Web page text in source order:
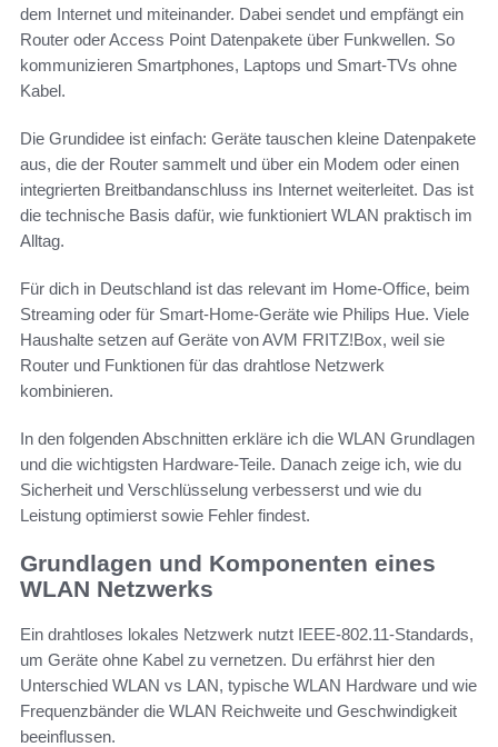
dem Internet und miteinander. Dabei sendet und empfängt ein
Router oder Access Point Datenpakete über Funkwellen. So
kommunizieren Smartphones, Laptops und Smart‑TVs ohne
Kabel.
Die Grundidee ist einfach: Geräte tauschen kleine Datenpakete
aus, die der Router sammelt und über ein Modem oder einen
integrierten Breitbandanschluss ins Internet weiterleitet. Das ist
die technische Basis dafür, wie funktioniert WLAN praktisch im
Alltag.
Für dich in Deutschland ist das relevant im Home‑Office, beim
Streaming oder für Smart‑Home‑Geräte wie Philips Hue. Viele
Haushalte setzen auf Geräte von AVM FRITZ!Box, weil sie
Router und Funktionen für das drahtlose Netzwerk
kombinieren.
In den folgenden Abschnitten erkläre ich die WLAN Grundlagen
und die wichtigsten Hardware‑Teile. Danach zeige ich, wie du
Sicherheit und Verschlüsselung verbesserst und wie du
Leistung optimierst sowie Fehler findest.
Grundlagen und Komponenten eines
WLAN Netzwerks
Ein drahtloses lokales Netzwerk nutzt IEEE-802.11-Standards,
um Geräte ohne Kabel zu vernetzen. Du erfährst hier den
Unterschied WLAN vs LAN, typische WLAN Hardware und wie
Frequenzbänder die WLAN Reichweite und Geschwindigkeit
beeinflussen.